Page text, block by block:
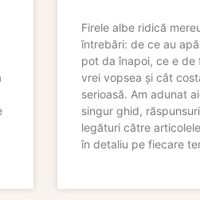
Firele albe ridică
întrebări: de ce au
pot da înapoi, ce e de
vrei vopsea și cât
serioasă. Am adunat
singur ghid,
legături către
în detaliu pe fiecare